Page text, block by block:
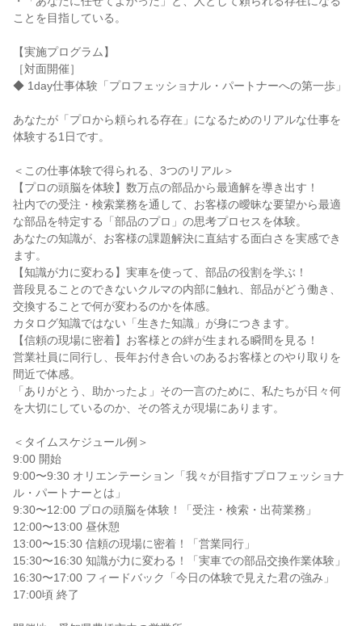
ことを目指している。
【実施プログラム】
［対面開催］
◆ 1day仕事体験「プロフェッショナル・パートナーへの第一歩」
あなたが「プロから頼られる存在」になるためのリアルな仕事を
体験する1日です。
＜この仕事体験で得られる、3つのリアル＞
【プロの頭脳を体験】数万点の部品から最適解を導き出す！
社内での受注・検索業務を通して、お客様の曖昧な要望から最適
な部品を特定する「部品のプロ」の思考プロセスを体験。
あなたの知識が、お客様の課題解決に直結する面白さを実感でき
ます。
【知識が力に変わる】実車を使って、部品の役割を学ぶ！
普段見ることのできないクルマの内部に触れ、部品がどう働き、
交換することで何が変わるのかを体感。
カタログ知識ではない「生きた知識」が身につきます。
【信頼の現場に密着】お客様との絆が生まれる瞬間を見る！
営業社員に同行し、長年お付き合いのあるお客様とのやり取りを
間近で体感。
「ありがとう、助かったよ」その一言のために、私たちが日々何
を大切にしているのか、その答えが現場にあります。
＜タイムスケジュール例＞
9:00 開始
9:00〜9:30 オリエンテーション「我々が目指すプロフェッショナ
ル・パートナーとは」
9:30〜12:00 プロの頭脳を体験！「受注・検索・出荷業務」
12:00〜13:00 昼休憩
13:00〜15:30 信頼の現場に密着！「営業同行」
15:30〜16:30 知識が力に変わる！「実車での部品交換作業体験」
16:30〜17:00 フィードバック「今日の体験で見えた君の強み」
17:00頃 終了